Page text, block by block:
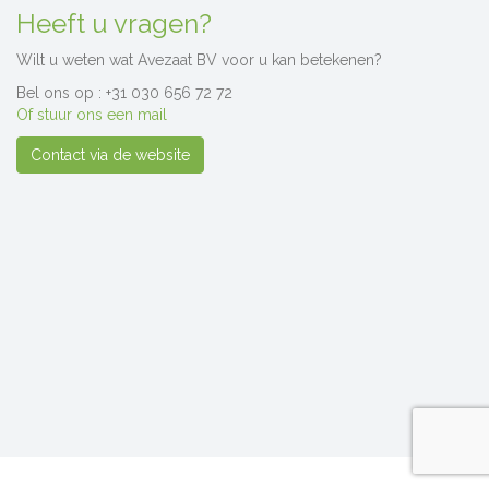
Heeft u vragen?
Wilt u weten wat Avezaat BV voor u kan betekenen?
Bel ons op : +31 030 656 72 72
Of stuur ons een mail
Contact via de website